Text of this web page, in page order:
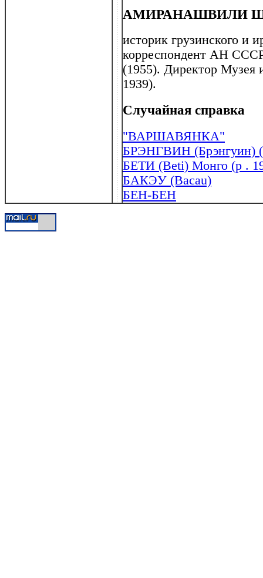
АМИРАНАШВИЛИ
историк грузинского и
корреспондент АН
(1955). Директор Музея
1939).
Случайная справка
"ВАРШАВЯНКА"
БРЭНГВИН (Брэнгуин)
БЕТИ (Beti) Монго (р .
БАКЭУ (Bacau)
БЕН-БЕН